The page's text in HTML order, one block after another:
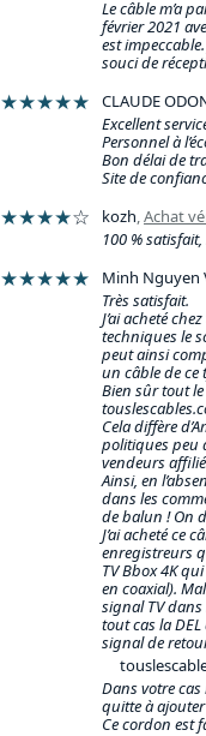
Le câble m’a
février 2021
est
souci de
★★★★★ CLAUDE
Excellent
Personnel à
Bon délai de
Site de
★★★★☆ kozh,Achat
100 %
★★★★★ Minh Nguyen
Très satisfait.
J’ai acheté
techniques le
peut ainsi
un câble de ce
Bien sûr tout
Cela diffère
politiques peu
vendeurs
Ainsi, en
dans les
de balun ! On
J’ai acheté ce
enregistreurs
TV Bbox 4K
en coaxial).
signal TV
tout cas la
signal de
Dans votre
quitte à
Ce cordon est